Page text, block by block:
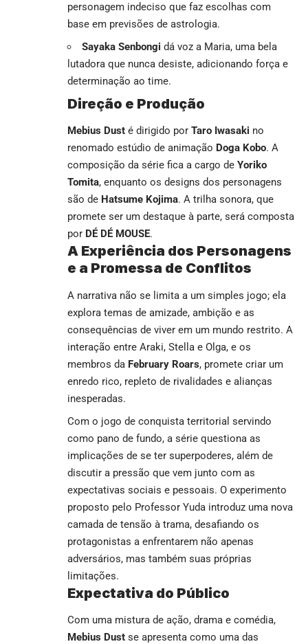
personagem indeciso que faz escolhas com
base em previsões de astrologia.
Sayaka Senbongi dá voz a Maria, uma bela
lutadora que nunca desiste, adicionando força e
determinação ao time.
Direção e Produção
Mebius Dust é dirigido por Taro Iwasaki no
renomado estúdio de animação Doga Kobo. A
composição da série fica a cargo de Yoriko
Tomita, enquanto os designs dos personagens
são de Hatsume Kojima. A trilha sonora, que
promete ser um destaque à parte, será composta
por DÉ DÉ MOUSE.
A Experiência dos Personagens
e a Promessa de Conflitos
A narrativa não se limita a um simples jogo; ela
explora temas de amizade, ambição e as
consequências de viver em um mundo restrito. A
interação entre Araki, Stella e Olga, e os
membros da February Roars, promete criar um
enredo rico, repleto de rivalidades e alianças
inesperadas.
Com o jogo de conquista territorial servindo
como pano de fundo, a série questiona as
implicações de se ter superpoderes, além de
discutir a pressão que vem junto com as
expectativas sociais e pessoais. O experimento
proposto pelo Professor Yuda introduz uma nova
camada de tensão à trama, desafiando os
protagonistas a enfrentarem não apenas
adversários, mas também suas próprias
limitações.
Expectativa do Público
Com uma mistura de ação, drama e comédia,
Mebius Dust se apresenta como uma das